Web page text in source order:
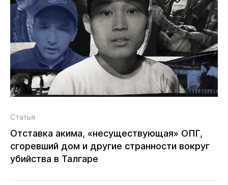
Статья
Отставка акима, «несуществующая» ОПГ,
сгоревший дом и другие странности вокруг
убийства в Талгаре